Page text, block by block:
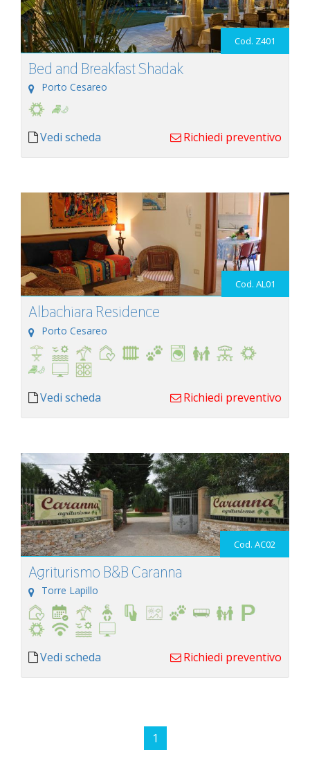
Cod. Z401
Bed and Breakfast Shadak
Porto Cesareo
Vedi scheda Richiedi preventivo
Cod. AL01
Albachiara Residence
Porto Cesareo
Vedi scheda Richiedi preventivo
Cod. AC02
Agriturismo B&B Caranna
Torre Lapillo
Vedi scheda Richiedi preventivo
1